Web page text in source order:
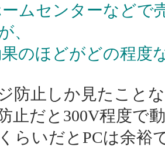
ームセンターなどで
、
果のほどがどの程度
防止しか見たこと
止だと300V程度で
らいだとPCは余裕